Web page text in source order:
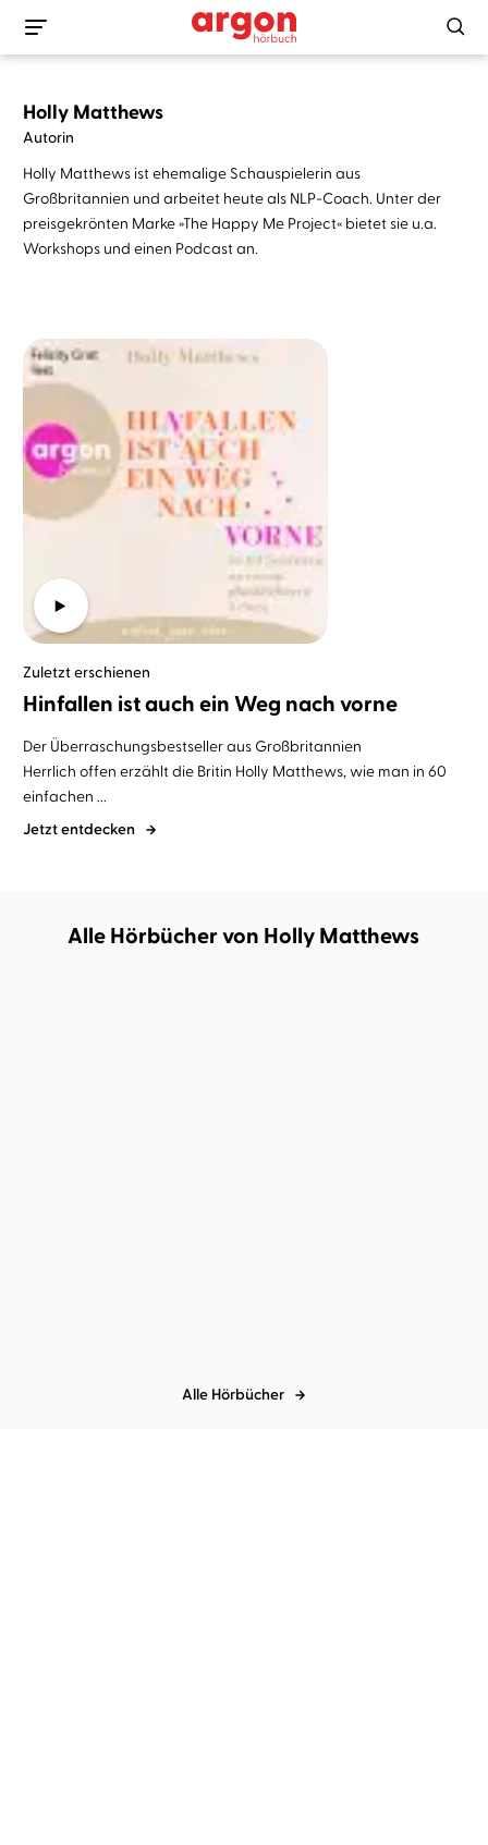
Holly Matthews
Autorin
Holly Matthews ist ehemalige Schauspielerin aus
Großbritannien und arbeitet heute als NLP-Coach. Unter der
preisgekrönten Marke »The Happy Me Project« bietet sie u.a.
Workshops und einen Podcast an.
Zuletzt erschienen
Hinfallen ist auch ein Weg nach vorne
Der Überraschungsbestseller aus Großbritannien
Herrlich offen erzählt die Britin Holly Matthews, wie man in 60
einfachen ...
Jetzt entdecken
Alle Hörbücher von Holly Matthews
Alle Hörbücher